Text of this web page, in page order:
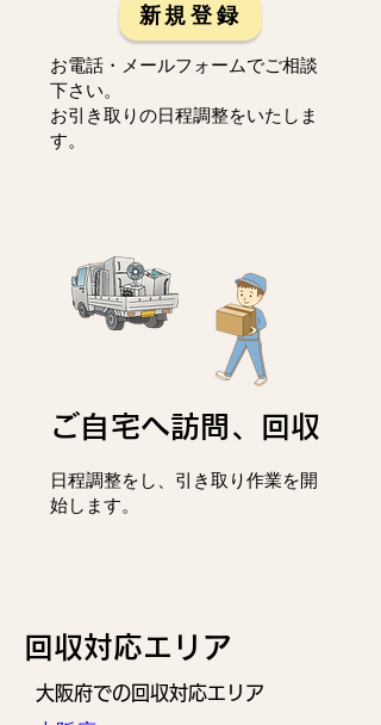
新規登録
お電話・メールフォームでご相談
下さい。
お引き取りの日程調整をいたしま
す。
ご自宅へ訪問、回収
日程調整をし、 引き取り作業を開
始します。
回収対応エリア
大阪府での回収対応エリア